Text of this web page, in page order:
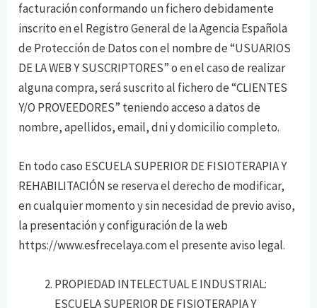
facturación conformando un fichero debidamente
inscrito en el Registro General de la Agencia Española
de Protección de Datos con el nombre de “USUARIOS
DE LA WEB Y SUSCRIPTORES” o en el caso de realizar
alguna compra, será suscrito al fichero de “CLIENTES
Y/O PROVEEDORES” teniendo acceso a datos de
nombre, apellidos, email, dni y domicilio completo.
En todo caso ESCUELA SUPERIOR DE FISIOTERAPIA Y
REHABILITACIÓN se reserva el derecho de modificar,
en cualquier momento y sin necesidad de previo aviso,
la presentación y configuración de la web
https://www.esfrecelaya.com el presente aviso legal.
PROPIEDAD INTELECTUAL E INDUSTRIAL:
ESCUELA SUPERIOR DE FISIOTERAPIA Y